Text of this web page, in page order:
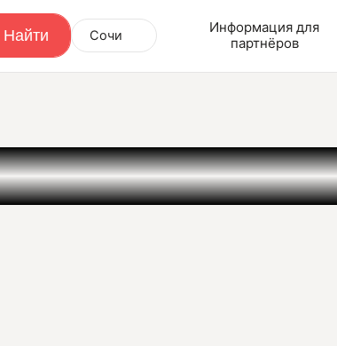
Сочи
Информация для
партнёров